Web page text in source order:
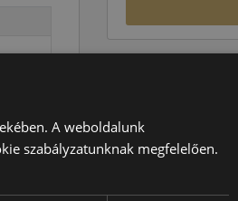
EU-s
A weboldalunk
szabályzatunknak megfelelően.